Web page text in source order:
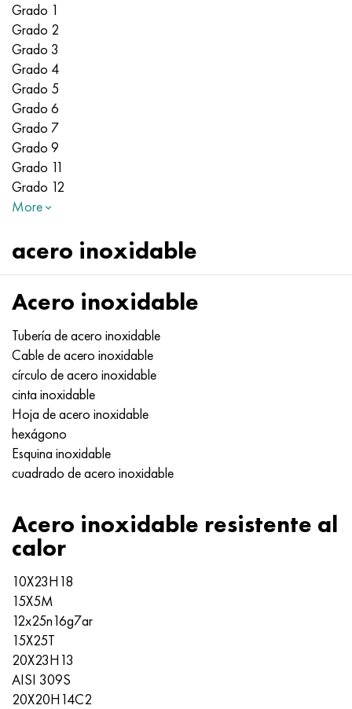
Grado 1
Grado 2
Grado 3
Grado 4
Grado 5
Grado 6
Grado 7
Grado 9
Grado 11
Grado 12
More
acero inoxidable
Acero inoxidable
Tubería de acero inoxidable
Cable de acero inoxidable
círculo de acero inoxidable
cinta inoxidable
Hoja de acero inoxidable
hexágono
Esquina inoxidable
cuadrado de acero inoxidable
Acero inoxidable resistente al
calor
10X23H18
15X5M
12x25n16g7ar
15X25T
20X23H13
AISI 309S
20Х20Н14С2